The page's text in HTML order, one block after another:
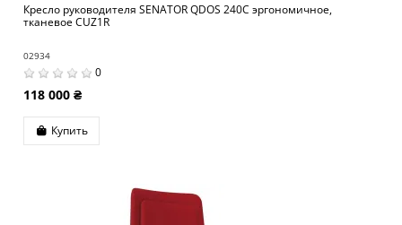
Кресло руководителя SENATOR QDOS 240C эргономичное,
тканевое CUZ1R
02934
0
118 000 ₴
Купить